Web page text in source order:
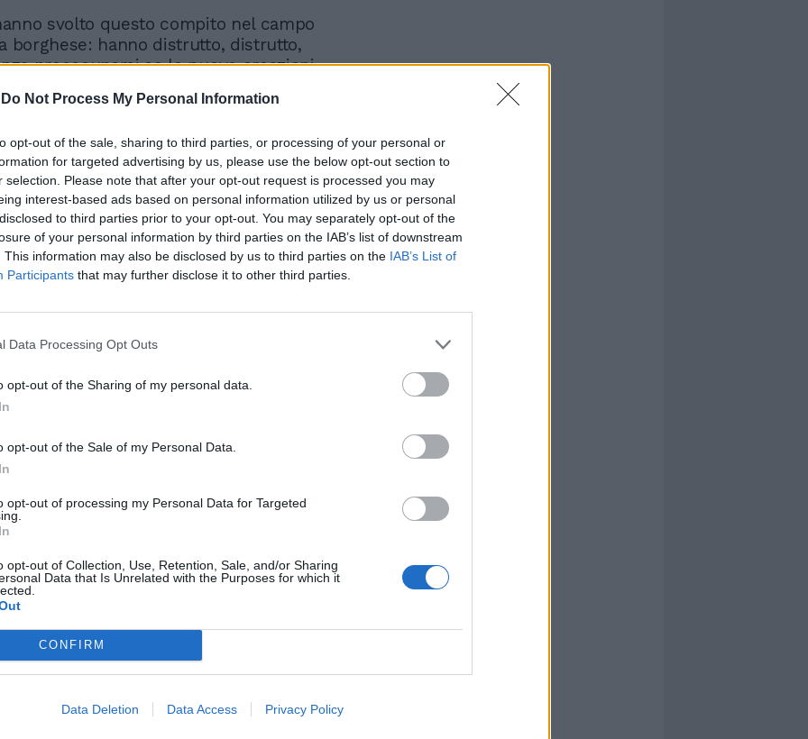
Do Not Process My Personal Information
opt-out of the sale, sharing to third parties, or processing of your personal or
for targeted advertising by us, please use the below opt-out section to
selection. Please note that after your opt-out request is processed you may
interest-based ads based on personal information utilized by us or personal
to third parties prior to your opt-out. You may separately opt-out of the
of your personal information by third parties on the IAB’s list of downstream
This information may also be disclosed by us to third parties on the IAB’s List of
Participants that may further disclose it to other third parties.
Data Processing Opt Outs
opt-out of the Sharing of my personal data.
opt-out of the Sale of my Personal Data.
opt-out of processing my Personal Data for Targeted
opt-out of Collection, Use, Retention, Sale, and/or Sharing
Data that Is Unrelated with the Purposes for which it
CONFIRM
Data Deletion Data Access Privacy Policy
svolto questo compito nel campo
borghese: hanno distrutto, distrutto,
preoccuparsi se le nuove creazioni,
a quella distrutta: hanno avuto
la concezione netta e chiara che l’epoca
della grande industria, della grande
della vita intensa e tumultuosa, doveva
forme, di arte, di filosofia, di costume, di
avuto questa concezione
rivoluzionaria, assolutamente marxista,
non si occupavano neppure
non avevano una concezione altrettanto
della politica e dell’economia,
si sarebbero spaventati (e si vede
attuale di molti di essi) al pensiero che
la macchina del potere borghese
nella fabbrica", scriveva il filosofo.
futuristi, nel loro campo, nel campo
sono rivoluzionari; in questo campo,
creativa, è probabile che la classe
riuscirà per molto tempo a fare di più di
fatto i futuristi: quando sostenevano i
operai dimostravano di non
poesia, pittura, dramma, come i futuristi,